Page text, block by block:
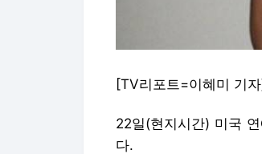
[TV리포트=이혜미 기
22일(현지시간) 미국
다.